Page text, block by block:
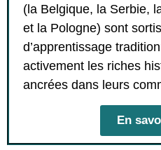
(la Belgique, la Serbie,
et la Pologne) sont
d’apprentissage
activement les riches
ancrées dans leurs
En